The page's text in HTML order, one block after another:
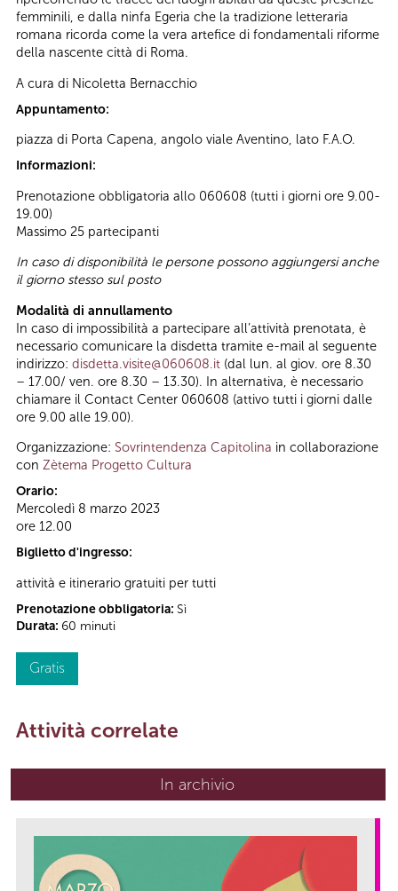
femminili, e dalla ninfa Egeria che la tradizione letteraria
romana ricorda come la vera artefice di fondamentali riforme
della nascente città di Roma.
A cura di Nicoletta Bernacchio
Appuntamento:
piazza di Porta Capena, angolo viale Aventino, lato F.A.O.
Informazioni:
Prenotazione obbligatoria allo 060608 (tutti i giorni ore 9.00-
19.00)
Massimo 25 partecipanti
In caso di disponibilità le persone possono aggiungersi anche
il giorno stesso sul posto
Modalità di annullamento
In caso di impossibilità a partecipare all’attività prenotata, è
necessario comunicare la disdetta tramite e-mail al seguente
indirizzo: disdetta.visite@060608.it (dal lun. al giov. ore 8.30
– 17.00/ ven. ore 8.30 – 13.30). In alternativa, è necessario
chiamare il Contact Center 060608 (attivo tutti i giorni dalle
ore 9.00 alle 19.00).
Organizzazione: Sovrintendenza Capitolina in collaborazione
con Zètema Progetto Cultura
Orario:
Mercoledì 8 marzo 2023
ore 12.00
Biglietto d'ingresso:
attività e itinerario gratuiti per tutti
Prenotazione obbligatoria: Sì
Durata: 60 minuti
Gratis
Attività correlate
In archivio